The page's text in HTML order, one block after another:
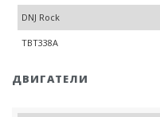
DNJ Rock
TBT338A
ДВИГАТЕЛИ